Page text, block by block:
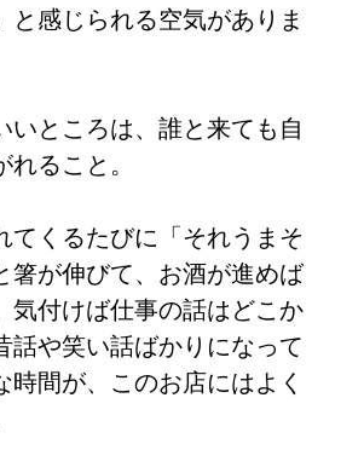
と感じられる空気がありま
いところは、誰と来ても自
ること。
てくるたびに「それうまそ
箸が伸びて、お酒が進めば
気付けば仕事の話はどこか
話や笑い話ばかりになって
時間が、このお店にはよく